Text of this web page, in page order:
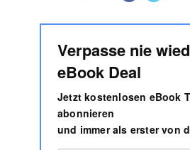
Verpasse nie
eBook Deal
Jetzt kostenlosen eBook
abonnieren
und immer als erster von